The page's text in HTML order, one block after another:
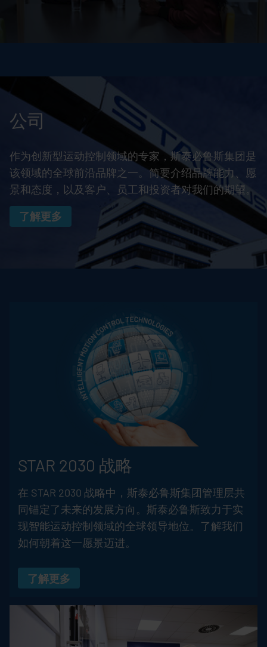
公司
作为创新型运动控制领域的专家，斯泰必鲁斯集团是
该领域的全球前沿品牌之一。简要介绍品牌能力、愿
景和态度，以及客户、员工和投资者对我们的期望。
了解更多
STAR 2030 战略
在 STAR 2030 战略中，斯泰必鲁斯集团管理层共
同锚定了未来的发展方向。斯泰必鲁斯致力于实
现智能运动控制领域的全球领导地位。了解我们
如何朝着这一愿景迈进。
了解更多